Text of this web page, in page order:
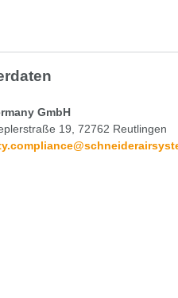
GmbH
19, 72762 Reutlingen